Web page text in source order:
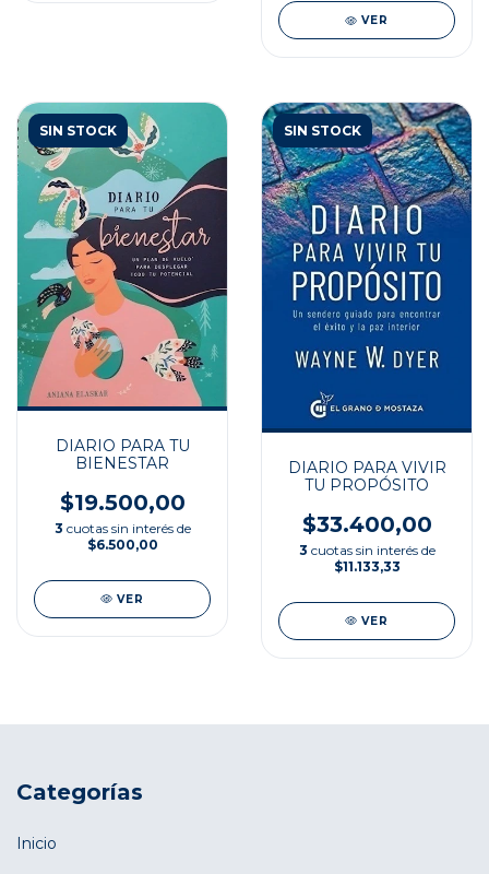
VER
SIN STOCK
DIARIO PARA TU
BIENESTAR
$19.500,00
3 cuotas sin interés de
$6.500,00
VER
SIN STOCK
DIARIO PARA VIVIR
TU PROPÓSITO
$33.400,00
3 cuotas sin interés de
$11.133,33
VER
Categorías
Inicio